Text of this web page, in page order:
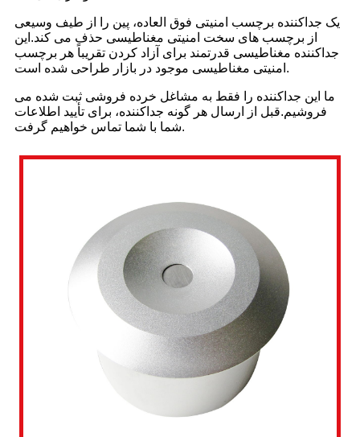
یک جداکننده برچسب امنیتی فوق العاده، پین را از طیف وسیعی
از برچسب های سخت امنیتی مغناطیسی حذف می کند.این
جداکننده مغناطیسی قدرتمند برای آزاد کردن تقریباً هر برچسب
امنیتی مغناطیسی موجود در بازار طراحی شده است.
ما این جداکننده را فقط به مشاغل خرده فروشی ثبت شده می
فروشیم.قبل از ارسال هر گونه جداکننده، برای تأیید اطلاعات
شما با شما تماس خواهیم گرفت.